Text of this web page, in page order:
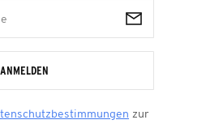
ANMELDEN
zur